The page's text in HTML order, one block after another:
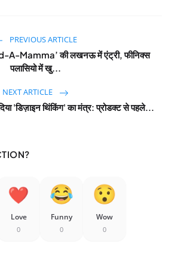
PREVIOUS ARTICLE
A-Mamma’ की लखनऊ में एंट्री, फीनिक्स
पलासियो में खु...
NEXT ARTICLE
'डिज़ाइन थिंकिंग' का मंत्र: प्रोडक्ट से पहले...
Love
0
Funny
0
Wow
0